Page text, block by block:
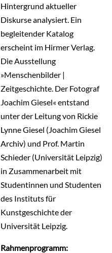
Hintergrund aktueller
Diskurse analysiert. Ein
begleitender Katalog
erscheint im Hirmer Verlag.
Die Ausstellung
»Menschenbilder |
Zeitgeschichte. Der Fotograf
Joachim Giesel« entstand
unter der Leitung von Rickie
Lynne Giesel (Joachim Giesel
Archiv) und Prof. Martin
Schieder (Universität Leipzig)
in Zusammenarbeit mit
Studentinnen und Studenten
des Instituts für
Kunstgeschichte der
Universität Leipzig.
Rahmenprogramm: